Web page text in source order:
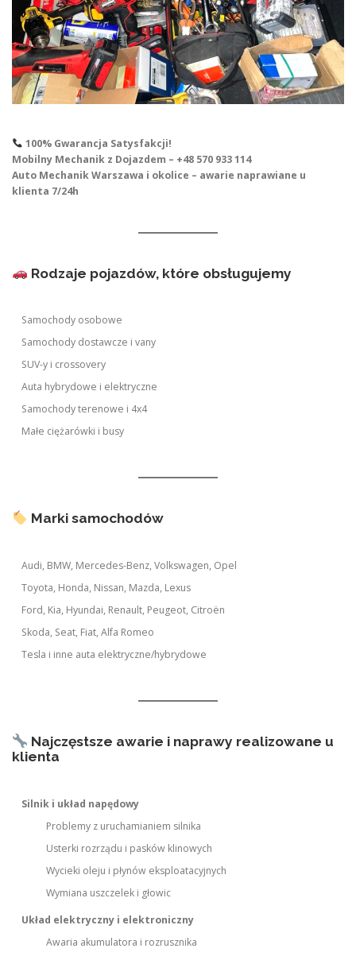
100% Gwarancja Satysfakcji!
Mobilny Mechanik z Dojazdem – +48 570 933 114
Auto Mechanik Warszawa i okolice – awarie naprawiane u
klienta 7/24h
Rodzaje pojazdów, które obsługujemy
Samochody osobowe
Samochody dostawcze i vany
SUV-y i crossovery
Auta hybrydowe i elektryczne
Samochody terenowe i 4x4
Małe ciężarówki i busy
Marki samochodów
Audi, BMW, Mercedes-Benz, Volkswagen, Opel
Toyota, Honda, Nissan, Mazda, Lexus
Ford, Kia, Hyundai, Renault, Peugeot, Citroën
Skoda, Seat, Fiat, Alfa Romeo
Tesla i inne auta elektryczne/hybrydowe
Najczęstsze awarie i naprawy realizowane u
klienta
Silnik i układ napędowy
Problemy z uruchamianiem silnika
Usterki rozrządu i pasków klinowych
Wycieki oleju i płynów eksploatacyjnych
Wymiana uszczelek i głowic
Układ elektryczny i elektroniczny
Awaria akumulatora i rozrusznika